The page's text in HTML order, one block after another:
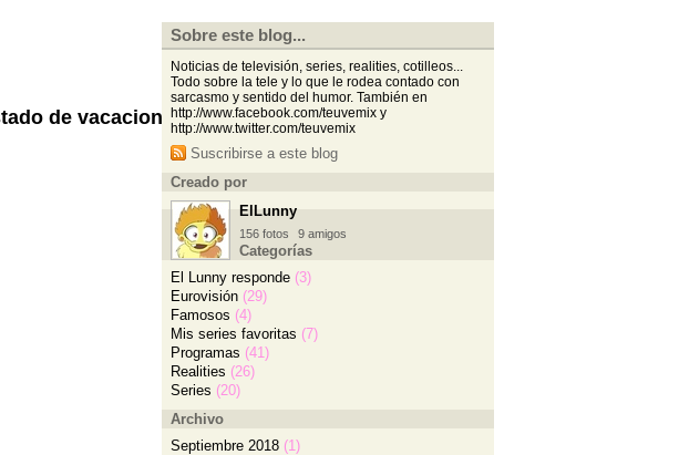
de vacaciones
Sobre este blog...
Noticias de televisión, series, realities, cotilleos...
Todo sobre la tele y lo que le rodea contado con
sarcasmo y sentido del humor. También en
http://www.facebook.com/teuvemix y
http://www.twitter.com/teuvemix
Suscribirse a este blog
Creado por
ElLunny
156 fotos 9 amigos
Categorías
El Lunny responde (3)
Eurovisión (29)
Famosos (4)
Mis series favoritas (7)
Programas (41)
Realities (26)
Series (20)
Archivo
Septiembre 2018 (1)